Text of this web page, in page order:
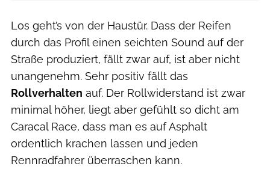
Los geht’s von der Haustür. Dass der Reifen
durch das Profil einen seichten Sound auf der
Straße produziert, fällt zwar auf, ist aber nicht
unangenehm. Sehr positiv fällt das
Rollverhalten auf. Der Rollwiderstand ist zwar
minimal höher, liegt aber gefühlt so dicht am
Caracal Race, dass man es auf Asphalt
ordentlich krachen lassen und jeden
Rennradfahrer überraschen kann.